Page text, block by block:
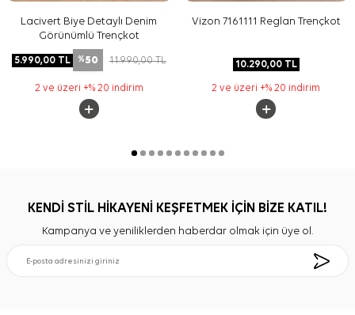
Lacivert Biye Detaylı Denim
Görünümlü Trençkot
5.990,00TL %50 11.990,00TL
2 ve üzeri +% 20 indirim
Vizon 7161111 Reglan Trençkot
10.290,00TL
2 ve üzeri +% 20 indirim
KENDİ STİL HİKAYENİ KEŞFETMEK İÇİN BİZE KATIL!
Kampanya ve yeniliklerden haberdar olmak için üye ol.